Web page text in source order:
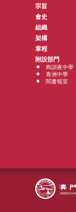
宗旨
會史
組織
架構
章程
附設部門
商訓夜中學
青洲中學
閱書報室